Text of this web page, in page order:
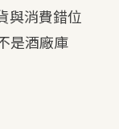
與消費錯位
是酒廠庫